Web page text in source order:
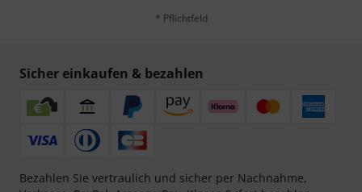
* Pflichtfeld
Sicher einkaufen & bezahlen
Bezahlen Sie vertraulich und sicher per Nachnahme,